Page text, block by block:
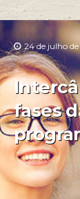
24 de julho
fases